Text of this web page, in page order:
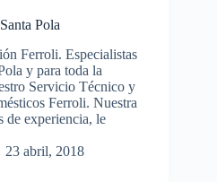
Pola
Ferroli. Especialistas
y para toda la
Servicio Técnico y
Ferroli. Nuestra
de experiencia, le
23 abril, 2018